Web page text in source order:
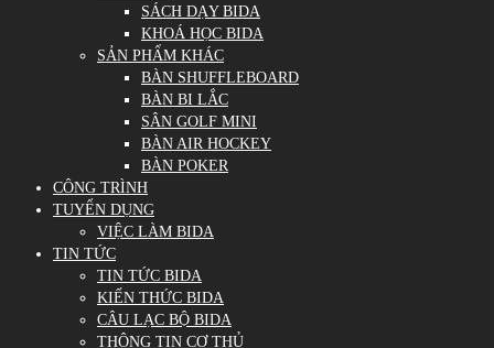
SÁCH DẠY BIDA
KHOÁ HỌC BIDA
SẢN PHẨM KHÁC
BÀN SHUFFLEBOARD
BÀN BI LẮC
SÂN GOLF MINI
BÀN AIR HOCKEY
BÀN POKER
CÔNG TRÌNH
TUYỂN DỤNG
VIỆC LÀM BIDA
TIN TỨC
TIN TỨC BIDA
KIẾN THỨC BIDA
CÂU LẠC BỘ BIDA
THÔNG TIN CƠ THỦ